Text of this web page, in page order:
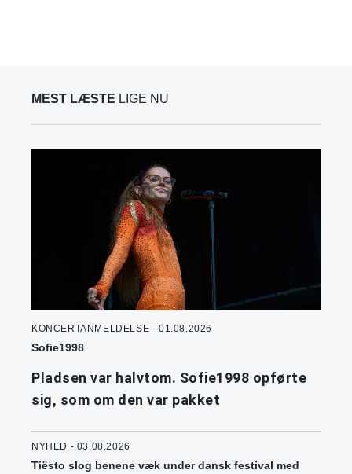
MEST LÆSTE LIGE NU
KONCERTANMELDELSE - 01.08.2026
Sofie1998
Pladsen var halvtom. Sofie1998 opførte
sig, som om den var pakket
NYHED - 03.08.2026
Tiësto slog benene væk under dansk festival med